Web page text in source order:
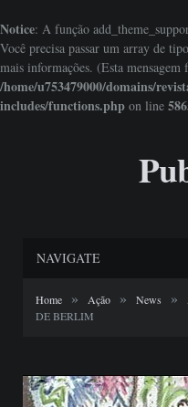
Notice: A função
Você precisa passar um array de
mais informações. (Esta
/home/u753479000/domains/
includes/functions.php on line
NAVIGATE
Home » Ação » News »
DE BERLIM